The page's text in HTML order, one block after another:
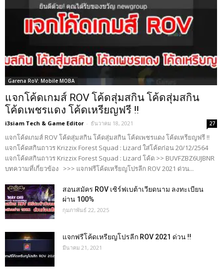
Garena RoV: Mobile MOBA
แจกโค้ดเกมส์ ROV โค้ดสุ่มสกิน โค้ดสุ่มสกิน
โค้ดเพชรแดง โค้ดเหรียญฟรี !!
i3siam Tech & Game Editor - ธันวาคม 18, 2021 27
แจกโค้ดเกมส์ ROV โค้ดสุ่มสกิน โค้ดสุ่มสกิน โค้ดเพชรแดง โค้ดเหรียญฟรี !!
แจกโค้ดสกินถาวร Krizzix Forest Squad : Lizard ใส่โค้ดก่อน 20/12/2564
แจกโค้ดสกินถาวร Krizzix Forest Squad : Lizard โค้ด >> BUVFZBZ6UJBNR
บทความที่เกี่ยวข้อง >>> แจกฟรีโค้ดเหรียญโปรลีก ROV 2021 ด่วน...
สอนสมัคร ROV เซิร์ฟเบต้าเวียดนาม ลงทะเบียน
ผ่าน 100%
กุมภาพันธ์ 22, 2025
แจกฟรีโค้ดเหรียญโปรลีก ROV 2021 ด่วน !!
มีนาคม 21, 2021